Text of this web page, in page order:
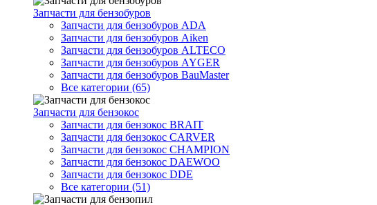
Запчасти для бензобуров
Запчасти для бензобуров ADA
Запчасти для бензобуров Aiken
Запчасти для бензобуров ALTECO
Запчасти для бензобуров AYGER
Запчасти для бензобуров BauMaster
Все категории (65)
Запчасти для бензокос
Запчасти для бензокос BRAIT
Запчасти для бензокос CARVER
Запчасти для бензокос CHAMPION
Запчасти для бензокос DAEWOO
Запчасти для бензокос DDE
Все категории (51)